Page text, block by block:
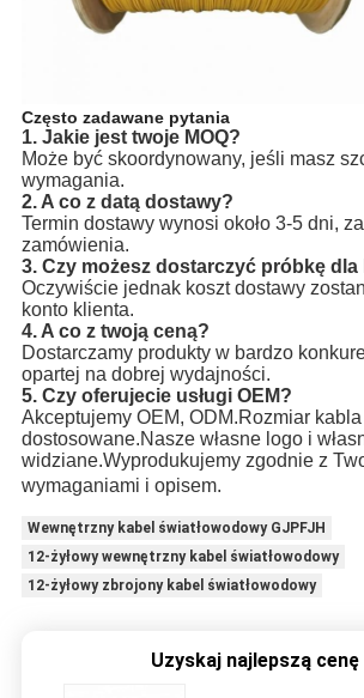
Często zadawane pytania
1. Jakie jest twoje MOQ?
Może być skoordynowany, jeśli masz
wymagania.
2. A co z datą dostawy?
Termin dostawy wynosi około 3-5 dni,
zamówienia.
3. Czy możesz dostarczyć próbkę dla
Oczywiście jednak koszt dostawy
konto klienta.
4. A co z twoją ceną?
Dostarczamy produkty w bardzo
opartej na dobrej wydajności.
5. Czy oferujecie usługi OEM?
Akceptujemy OEM, ODM.Rozmiar kabla
dostosowane.Nasze własne logo i
widziane.Wyprodukujemy zgodnie z
wymaganiami i opisem.
Wewnętrzny kabel światłowodowy GJPFJH
12-żyłowy wewnętrzny kabel światłowodowy
12-żyłowy zbrojony kabel światłowodowy
Uzyskaj najlepszą cenę